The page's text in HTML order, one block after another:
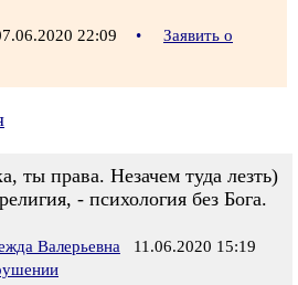
22:09 •
Заявить о
ты права. Незачем туда лезть)
- психология без Бога.
Валерьевна 11.06.2020 15:19